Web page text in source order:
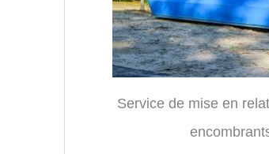
Service de mise en